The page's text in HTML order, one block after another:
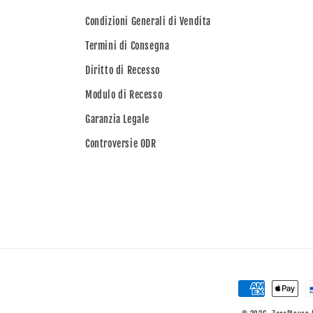
Condizioni Generali di Vendita
Termini di Consegna
Diritto di Recesso
Modulo di Recesso
Garanzia Legale
Controversie ODR
Metodi
di